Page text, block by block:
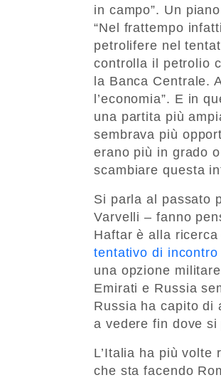
in campo”. Un
“Nel frattempo
petrolifere nel
controlla il petrolio
la Banca Centrale.
l’economia”. E in
una partita più
sembrava più
erano più in grado
scambiare questa
Si parla al passato
Varvelli – fanno
Haftar è alla
tentativo di
una opzione
Emirati e Russia
Russia ha capito di
a vedere fin dove si
L’Italia ha più
che sta facendo